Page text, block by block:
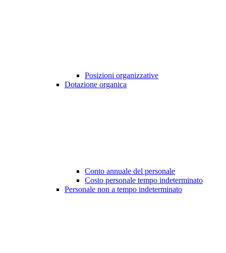
Posizioni organizzative
Dotazione organica
Conto annuale del personale
Costo personale tempo indeterminato
Personale non a tempo indeterminato